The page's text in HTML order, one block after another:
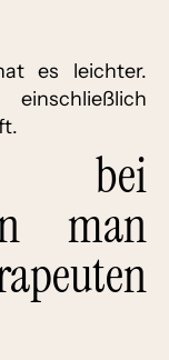
es leichter.
bei
man